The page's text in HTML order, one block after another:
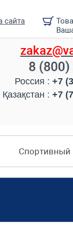
сайта
Россия : +7
Қазақстан : +7
Спортивный